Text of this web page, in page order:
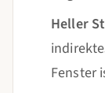
Heller
Fenster